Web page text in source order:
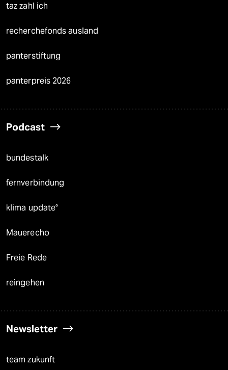
taz zahl ich
recherchefonds ausland
panterstiftung
panterpreis 2026
Podcast
bundestalk
fernverbindung
klima update°
Mauerecho
Freie Rede
reingehen
Newsletter
team zukunft